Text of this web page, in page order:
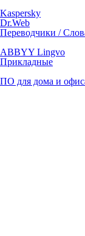
Kaspersky
Dr.Web
Переводчики /
ABBYY Lingvo
Прикладные
ПО для дома и